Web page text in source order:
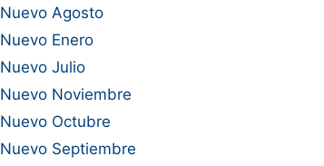
Nuevo Agosto
Nuevo Enero
Nuevo Julio
Nuevo Noviembre
Nuevo Octubre
Nuevo Septiembre